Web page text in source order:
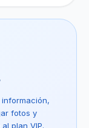
fotos y
plan VIP.